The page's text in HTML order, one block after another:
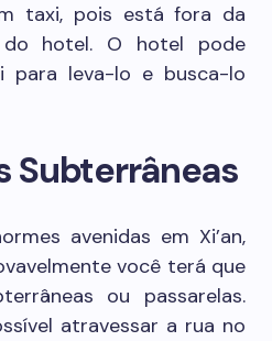
taxi, pois está fora da
hotel. O hotel pode
para leva-lo e busca-lo
Subterrâneas
avenidas em Xi’an,
você terá que
ou passarelas.
atravessar a rua no